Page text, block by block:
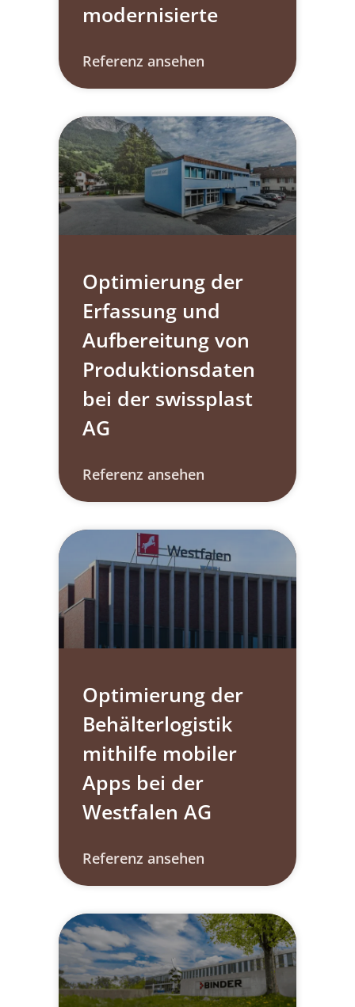
modernisierte
Referenz ansehen
Optimierung der
Erfassung und
Aufbereitung von
Produktionsdaten
bei der swissplast
AG
Referenz ansehen
Optimierung der
Behälterlogistik
mithilfe mobiler
Apps bei der
Westfalen AG
Referenz ansehen